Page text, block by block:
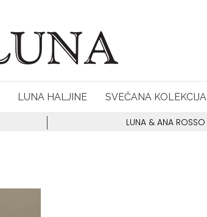
LUNA HALJINE SVEČANA KOLEKCIJA
LUNA & ANA ROSSO